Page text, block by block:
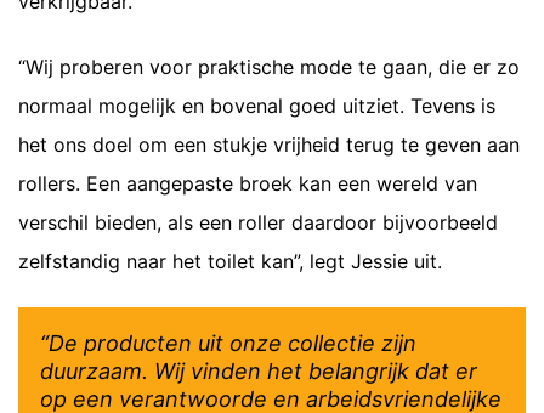
“Wij proberen voor praktische mode te gaan, die er zo
normaal mogelijk en bovenal goed uitziet. Tevens is
het ons doel om een stukje vrijheid terug te geven aan
rollers. Een aangepaste broek kan een wereld van
verschil bieden, als een roller daardoor bijvoorbeeld
zelfstandig naar het toilet kan”, legt Jessie uit.
“De producten uit onze collectie zijn
duurzaam. Wij vinden het belangrijk dat er
op een verantwoorde en arbeidsvriendelijke